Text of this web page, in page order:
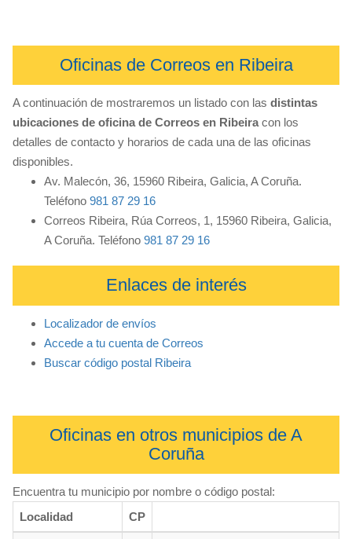
Oficinas de Correos en Ribeira
A continuación de mostraremos un listado con las distintas
ubicaciones de oficina de Correos en Ribeira con los
detalles de contacto y horarios de cada una de las oficinas
disponibles.
Av. Malecón, 36, 15960 Ribeira, Galicia, A Coruña.
Teléfono 981 87 29 16
Correos Ribeira, Rúa Correos, 1, 15960 Ribeira, Galicia,
A Coruña. Teléfono 981 87 29 16
Enlaces de interés
Localizador de envíos
Accede a tu cuenta de Correos
Buscar código postal Ribeira
Oficinas en otros municipios de A
Coruña
Encuentra tu municipio por nombre o código postal:
Localidad
CP